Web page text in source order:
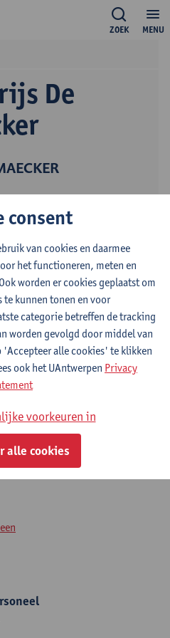
MENU
ZOEK
De
consent
van cookies en daarmee
het functioneren, meten en
worden er cookies geplaatst om
te kunnen tonen en voor
categorie betreffen de tracking
worden gevolgd door middel van
alle cookies' te klikken
ook het UAntwerpen Privacy
voorkeuren in
alle cookies